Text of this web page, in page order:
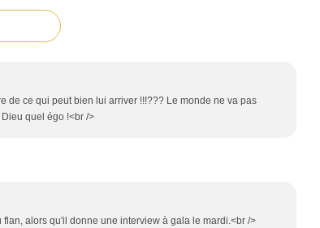
de ce qui peut bien lui arriver !!!??? Le monde ne va pas
quel égo !<br />
alors qu'il donne une interview à gala le mardi.<br />